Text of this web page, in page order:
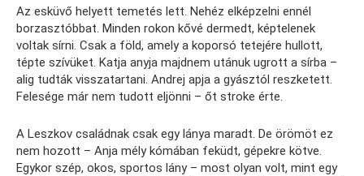
Az esküvő helyett temetés lett. Nehéz elképzelni ennél
borzasztóbbat. Minden rokon kővé dermedt, képtelenek
voltak sírni. Csak a föld, amely a koporsó tetejére hullott,
tépte szívüket. Katja anyja majdnem utánuk ugrott a sírba –
alig tudták visszatartani. Andrej apja a gyásztól reszketett.
Felesége már nem tudott eljönni – őt stroke érte.
A Leszkov családnak csak egy lánya maradt. De örömöt ez
nem hozott – Anja mély kómában feküdt, gépekre kötve.
Egykor szép, okos, sportos lány – most olyan volt, mint egy